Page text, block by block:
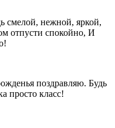
смелой, нежной, яркой,
отпусти спокойно, И
поздравляю. Будь
просто класс!